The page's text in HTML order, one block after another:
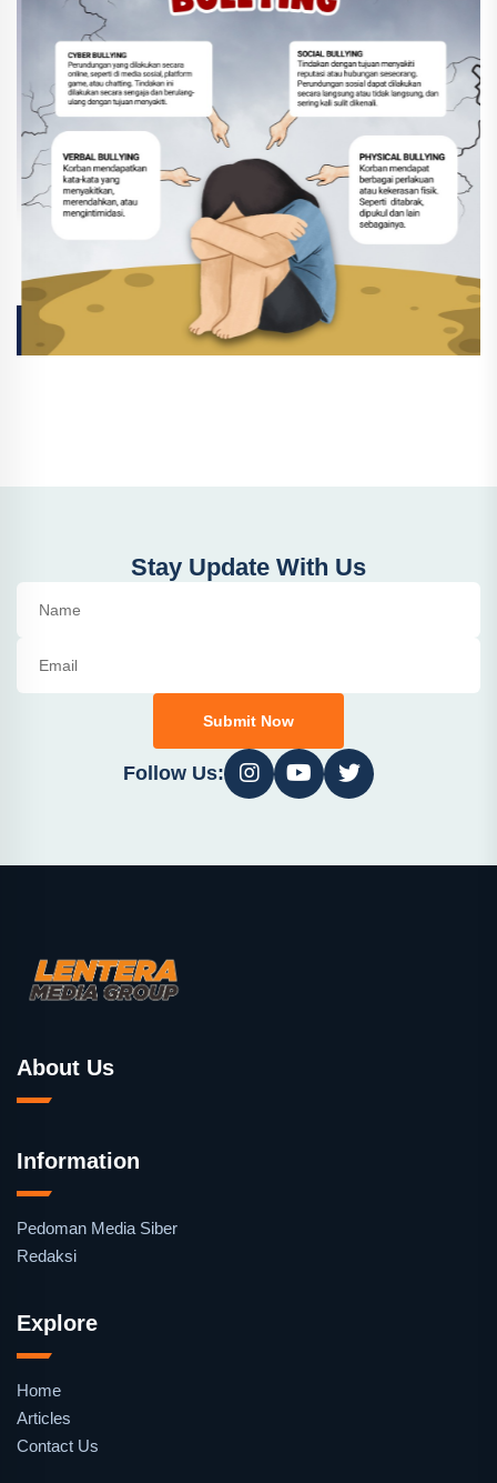
Stay Update With Us
Submit Now
Follow Us:
About Us
Information
Pedoman Media Siber
Redaksi
Explore
Home
Articles
Contact Us